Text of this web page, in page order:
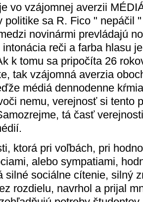
vo vzájomnej averzii
politike sa R. Fico " nepáčil
novinármi prevládajú
reči a farba hlasu
k tomu sa pripočíta 26
tak vzájomná averzia
médiá dennodenne
nemu, verejnosť si tento
tá časť
ktorá pri voľbách, pri
alebo sympatiami,
silné sociálne cítenie, silný
rozdielu, navrhol a prijal